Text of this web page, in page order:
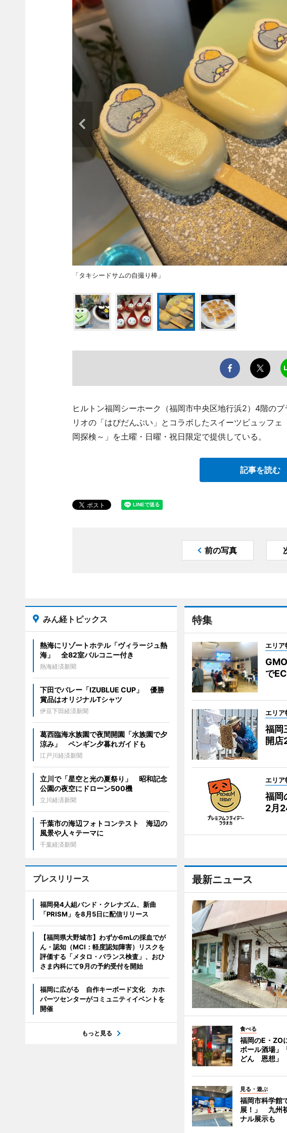
「タキシードサムの自撮り棒」
ヒルトン福岡シーホーク（福岡市中央区地行浜2）4階の
リオの「はぴだんぶい」とコラボしたスイーツビュッフ
岡探検～」を土曜・日曜・祝日限定で提供している。
記事を読む
前の写真
特集
エリア
で
エリア
福岡
開
エリア
福岡
2月
最新ニュース
食べる
福岡のE・ZO
ボール酒場」
どん 恩想」
見る・遊ぶ
福岡市科学館
展！」 九州
ナル展示も
みん経トピックス
熱海にリゾートホテル「ヴィラージュ熱
海」 全82室バルコニー付き
熱海経済新聞
下田でバレー「IZUBLUE CUP」 優勝
賞品はオリジナルTシャツ
伊豆下田経済新聞
葛西臨海水族園で夜間開園「水族園で夕
涼み」 ペンギン夕暮れガイドも
江戸川経済新聞
立川で「星空と光の夏祭り」 昭和記念
公園の夜空にドローン500機
立川経済新聞
千葉市の海辺フォトコンテスト 海辺の
風景や人々テーマに
千葉経済新聞
プレスリリース
福岡発4人組バンド・クレナズム、新曲
「PRISM」を8月5日に配信リリース
【福岡県大野城市】わずか6mLの採血でが
ん・認知（MCI：軽度認知障害）リスクを
評価する「メタロ・バランス検査」、おひ
さま内科にて9月の予約受付を開始
福岡に広がる 自作キーボード文化 カホ
パーツセンターがコミュニティイベントを
開催
もっと見る